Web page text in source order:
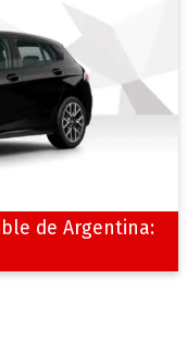
de Argentina: